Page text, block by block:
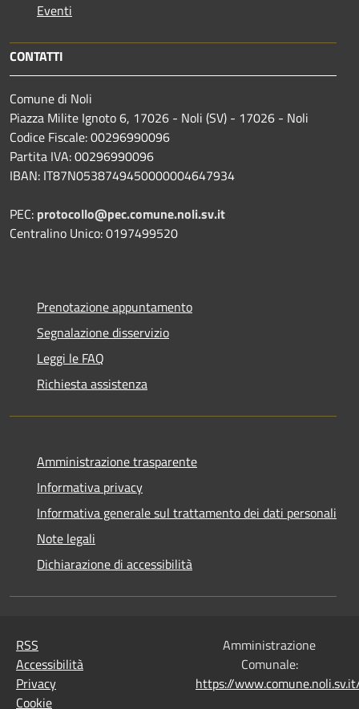
Eventi
CONTATTI
Comune di Noli
Piazza Milite Ignoto 6, 17026 - Noli (SV) - 17026 - Noli
Codice Fiscale: 00296990096
Partita IVA: 00296990096
IBAN: IT87N0538749450000004647934
PEC: protocollo@pec.comune.noli.sv.it
Centralino Unico: 0197499520
Prenotazione appuntamento
Segnalazione disservizio
Leggi le FAQ
Richiesta assistenza
Amministrazione trasparente
Informativa privacy
Informativa generale sul trattamento dei dati personali
Note legali
Dichiarazione di accessibilità
RSS
Accessibilità
Privacy
Cookie
Amministrazione
Comunale:
https://